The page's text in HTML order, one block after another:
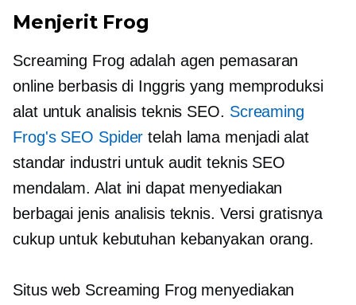
Menjerit Frog
Screaming Frog adalah agen pemasaran
online berbasis di Inggris yang memproduksi
alat untuk analisis teknis SEO. Screaming
Frog's SEO Spider telah lama menjadi alat
standar industri untuk audit teknis SEO
mendalam. Alat ini dapat menyediakan
berbagai jenis analisis teknis. Versi gratisnya
cukup untuk kebutuhan kebanyakan orang.
Situs web Screaming Frog menyediakan